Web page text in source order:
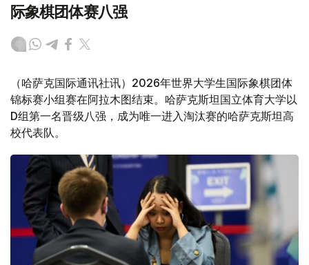
际象棋团体赛八强
（哈萨克国际通讯社讯）2026年世界大学生国际象棋团体
锦标赛小组赛在阿拉木图结束。哈萨克斯坦国立体育大学以
D组第一名晋级八强，成为唯一进入淘汰赛的哈萨克斯坦高
校代表队。